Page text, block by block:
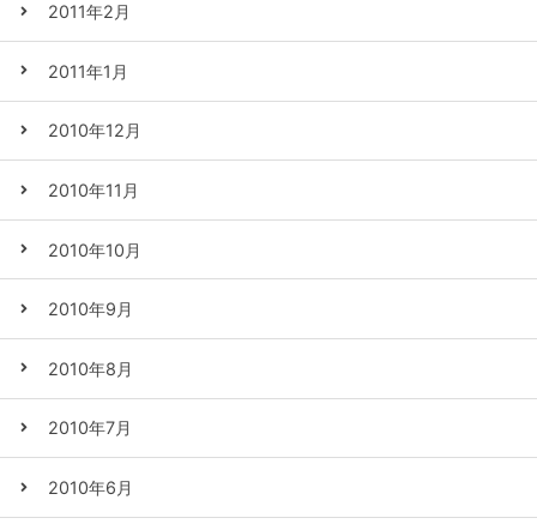
2011年2月
2011年1月
2010年12月
2010年11月
2010年10月
2010年9月
2010年8月
2010年7月
2010年6月